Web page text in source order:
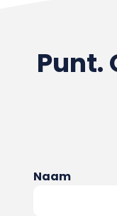
Punt.
Naam